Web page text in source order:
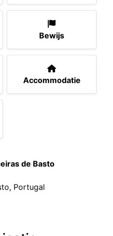
Bewijs
Accommodatie
de Basto
Portugal